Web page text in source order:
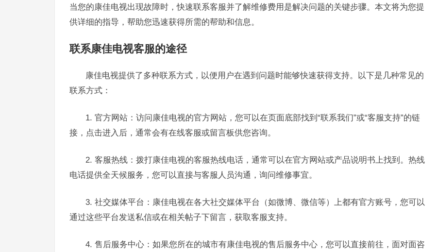
当您的康佳电视出现故障时，快速联系客服并了解维修费用是解决问题的关键步骤。本文将为您提
供详细的指导，帮助您迅速获得所需的帮助和信息。
联系康佳电视客服的途径
康佳电视提供了多种联系方式，以便用户在遇到问题时能够快速获得支持。以下是几种常见的
联系方式：
1. 官方网站：访问康佳电视的官方网站，您可以在页面底部找到“联系我们”或“客服支持”的链
接，点击进入后，通常会有在线客服或留言板供您咨询。
2. 客服热线：拨打康佳电视的客服热线电话，通常可以在官方网站或产品说明书上找到。热线
电话提供全天候服务，您可以直接与客服人员沟通，询问维修事宜。
3. 社交媒体平台：康佳电视在各大社交媒体平台（如微博、微信等）上都有官方账号，您可以
通过这些平台发送私信或在相关帖子下留言，获取客服支持。
4. 售后服务中心：如果您所在的城市有康佳电视的售后服务中心，您可以直接前往，面对面咨